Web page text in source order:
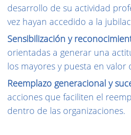
desarrollo de su actividad
vez hayan accedido a la
Sensibilización y
orientadas a generar una
los mayores y puesta en valor
Reemplazo generacional y
acciones que faciliten el
dentro de las organizaciones.